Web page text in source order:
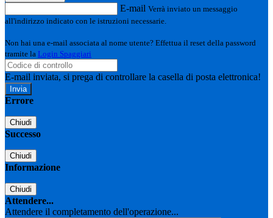
E-mail Verrà inviato un messaggio
all'indirizzo indicato con le istruzioni necessarie.
Non hai una e-mail associata al nome utente? Effettua il reset della password
tramite la Login Spaggiari
E-mail inviata, si prega di controllare la casella di posta elettronica!
Errore
Chiudi
Successo
Chiudi
Informazione
Chiudi
Attendere...
Attendere il completamento dell'operazione...